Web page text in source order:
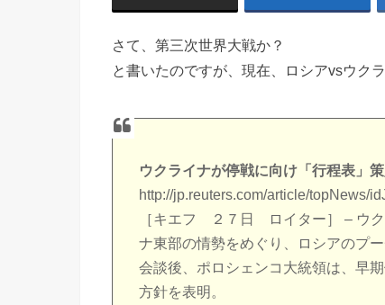
さて、第三次世界大戦か？
と書いたのですが、現在、ロシアvsウク
ウクライナが停戦に向け「行程表」
http://jp.reuters.com/article/topNews/
［キエフ ２７日 ロイター］ – ウク
ナ東部の情勢をめぐり、ロシアのプ
会談後、ポロシェンコ大統領は、早
方針を表明。